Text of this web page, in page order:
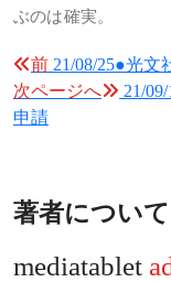
ぶのは確実。
投
稿
ナ
ゲ
ー
シ
前 21/08/25●光文
次ページへ
21/
申請
著者について
mediatablet